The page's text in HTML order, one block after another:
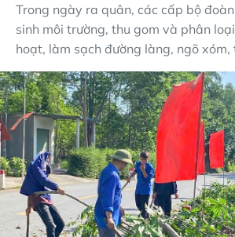
Trong ngày ra quân, các cấp bộ
sinh môi trường, thu gom và phân
hoạt, làm sạch đường làng, ngõ xóm,